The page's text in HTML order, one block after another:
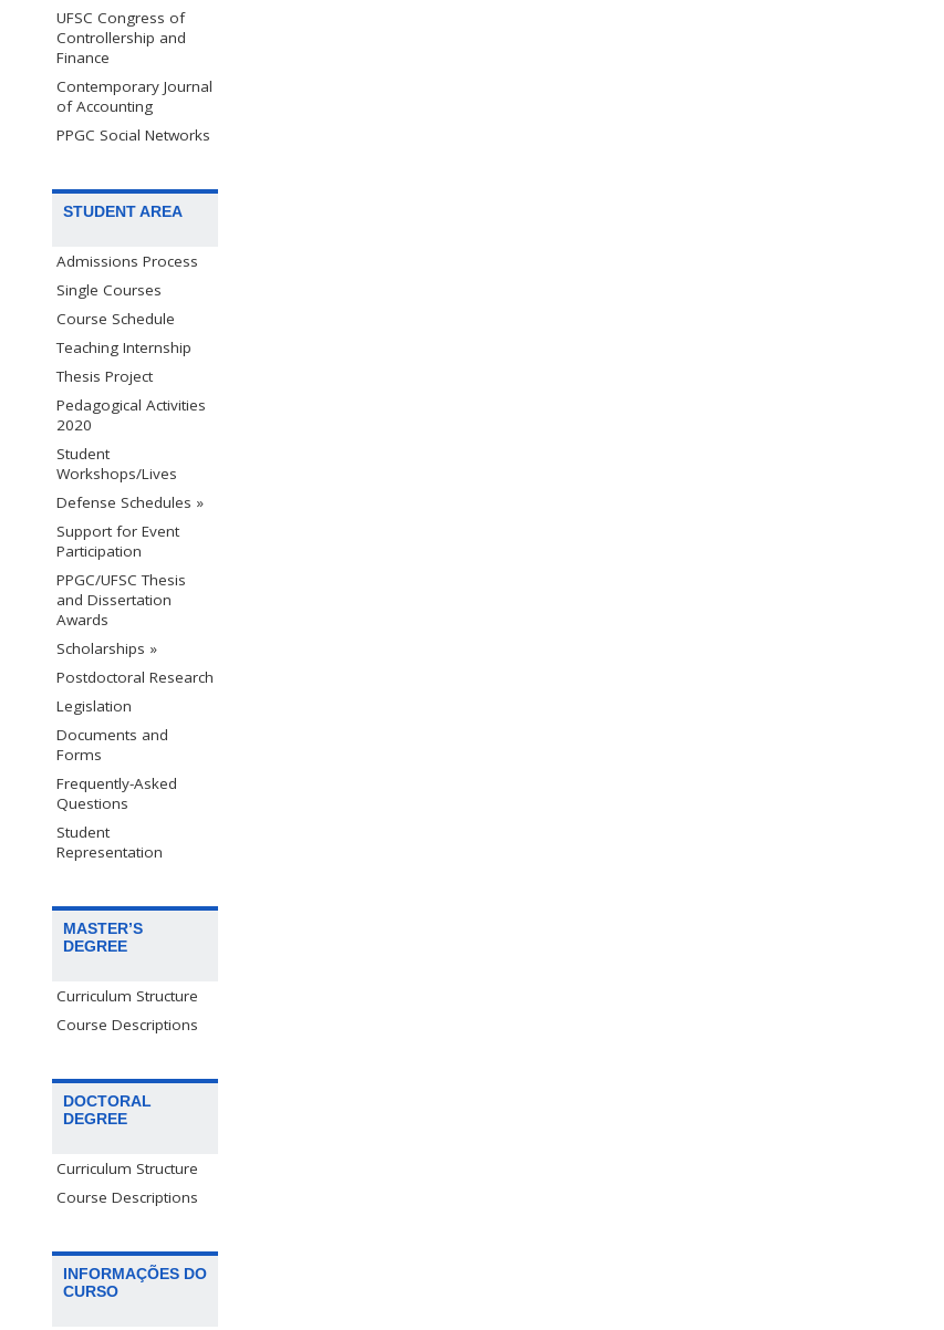
UFSC Congress of
Controllership and
Finance
Contemporary Journal
of Accounting
PPGC Social Networks
STUDENT AREA
Admissions Process
Single Courses
Course Schedule
Teaching Internship
Thesis Project
Pedagogical Activities
2020
Student
Workshops/Lives
Defense Schedules »
Support for Event
Participation
PPGC/UFSC Thesis
and Dissertation
Awards
Scholarships »
Postdoctoral Research
Legislation
Documents and
Forms
Frequently-Asked
Questions
Student
Representation
MASTER’S
DEGREE
Curriculum Structure
Course Descriptions
DOCTORAL
DEGREE
Curriculum Structure
Course Descriptions
INFORMAÇÕES DO
CURSO